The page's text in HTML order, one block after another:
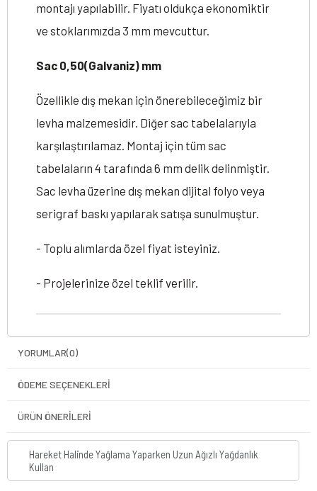
montajı yapılabilir. Fiyatı oldukça ekonomiktir
ve stoklarımızda 3 mm mevcuttur.
Sac 0,50(Galvaniz) mm
Özellikle dış mekan için önerebileceğimiz bir
levha malzemesidir. Diğer sac tabelalarıyla
karşılaştırılamaz. Montaj için tüm sac
tabelaların 4 tarafında 6 mm delik delinmiştir.
Sac levha üzerine dış mekan dijital folyo veya
serigraf baskı yapılarak satışa sunulmuştur.
- Toplu alımlarda özel fiyat isteyiniz.
- Projelerinize özel teklif verilir.
YORUMLAR(0)
ÖDEME SEÇENEKLERI
ÜRÜN ÖNERILERI
Hareket Halinde Yağlama Yaparken Uzun Ağızlı Yağdanlık
Kullan